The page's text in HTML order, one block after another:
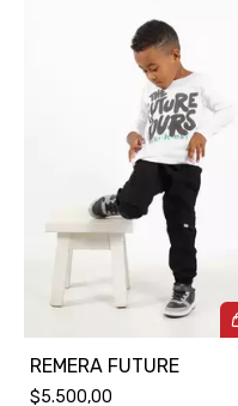
REMERA FUTURE
$5.500,00